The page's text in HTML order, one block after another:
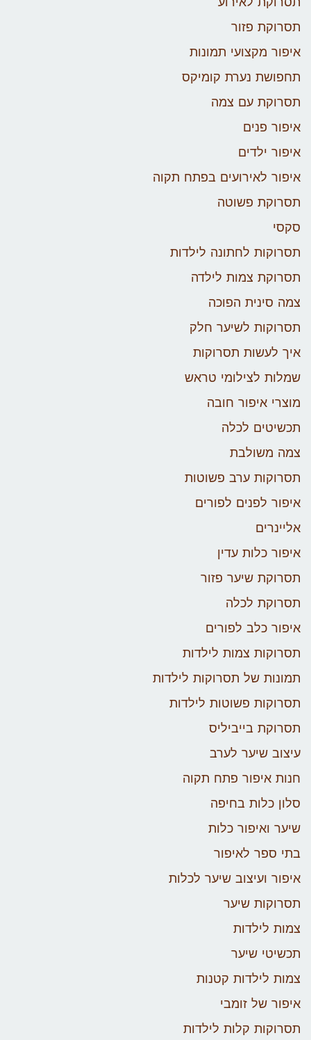
תסרוקת פזור
איפור מקצועי תמונות
תחפושת נערת קומיקס
תסרוקת עם צמה
איפור פנים
איפור ילדים
איפור לאירועים בפתח תקוה
תסרוקת פשוטה
סקסי
תסרוקות לחתונה לילדות
תסרוקת צמות לילדה
צמה סינית הפוכה
תסרוקות לשיער חלק
איך לעשות תסרוקות
שמלות לצילומי טראש
מוצרי איפור חובה
תכשיטים לכלה
צמה משולבת
תסרוקות ערב פשוטות
איפור לפנים לפורים
אליינרים
איפור כלות עדין
תסרוקת שיער פזור
תסרוקת לכלה
איפור כלב לפורים
תסרוקות צמות לילדות
תמונות של תסרוקות לילדות
תסרוקות פשוטות לילדות
תסרוקת בייביליס
עיצוב שיער לערב
חנות איפור פתח תקוה
סלון כלות בחיפה
שיער ואיפור כלות
בתי ספר לאיפור
איפור ועיצוב שיער לכלות
תסרוקות שיער
צמות לילדות
תכשיטי שיער
צמות לילדות קטנות
איפור של זומבי
תסרוקות קלות לילדות